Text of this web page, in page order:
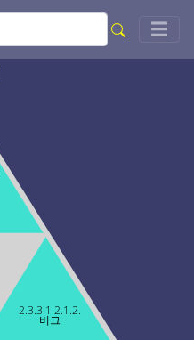
☰
2.3.3.1.2.1.2.
버그